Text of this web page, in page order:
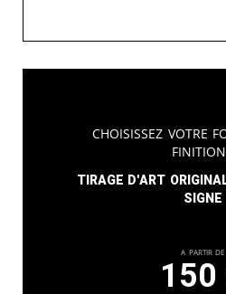
Choisissez votre
Tirage d'art
signe
A partir de
150